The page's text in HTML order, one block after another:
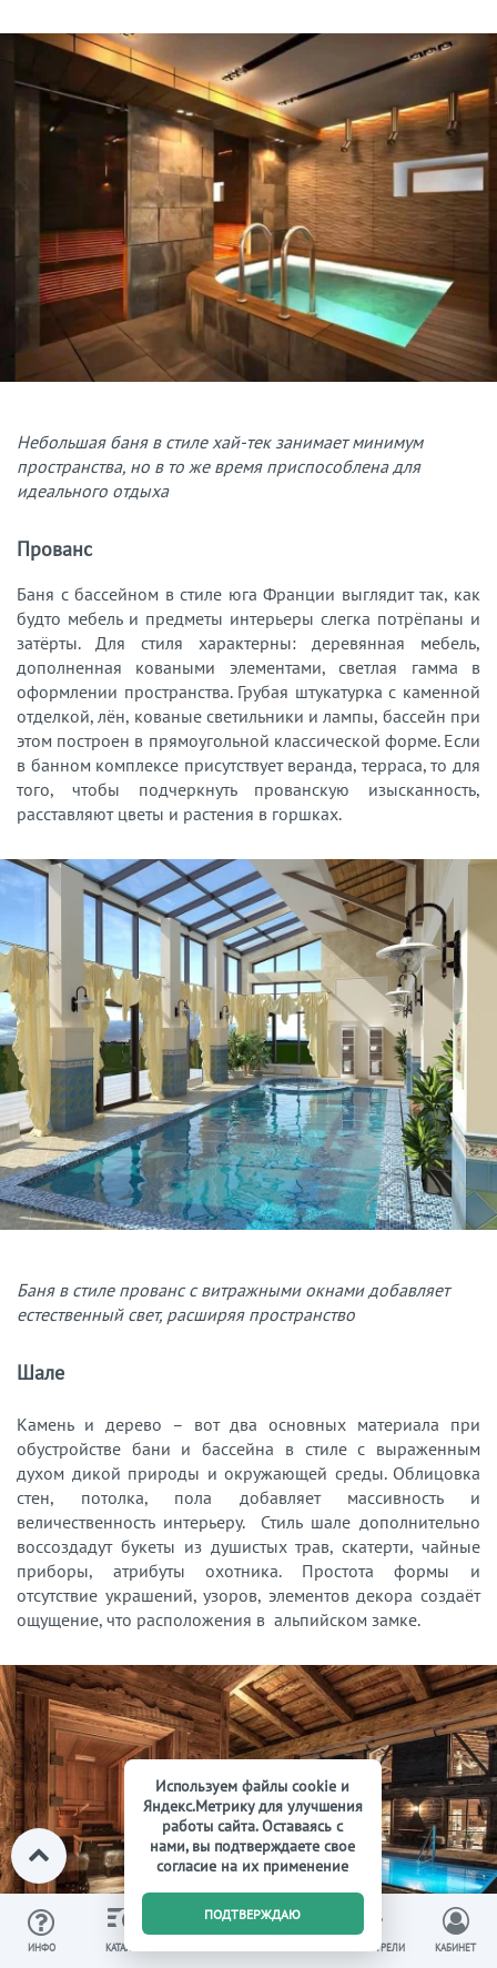
Небольшая баня в стиле хай-тек занимает минимум
пространства, но в то же время приспособлена для
идеального отдыха
Прованс
Баня с бассейном в стиле юга Франции выглядит так, как
будто мебель и предметы интерьеры слегка потрёпаны и
затёрты. Для стиля характерны: деревянная мебель,
дополненная коваными элементами, светлая гамма в
оформлении пространства. Грубая штукатурка с каменной
отделкой, лён, кованые светильники и лампы, бассейн при
этом построен в прямоугольной классической форме. Если
в банном комплексе присутствует веранда, терраса, то для
того, чтобы подчеркнуть прованскую изысканность,
расставляют цветы и растения в горшках.
Баня в стиле прованс с витражными окнами добавляет
естественный свет, расширяя пространство
Шале
Камень и дерево – вот два основных материала при
обустройстве бани и бассейна в стиле с выраженным
духом дикой природы и окружающей среды. Облицовка
стен, потолка, пола добавляет массивность и
величественность интерьеру. Стиль шале дополнительно
воссоздадут букеты из душистых трав, скатерти, чайные
приборы, атрибуты охотника. Простота формы и
отсутствие украшений, узоров, элементов декора создаёт
ощущение, что расположения в альпийском замке.
ИНФО КАТАЛОГ
0
ВЫ СМОТРЕЛИ КАБИНЕТ
Используем файлы cookie и
Яндекс.Метрику для улучшения
работы сайта. Оставаясь с
нами, вы подтверждаете свое
согласие на их применение
ПОДТВЕРЖДАЮ